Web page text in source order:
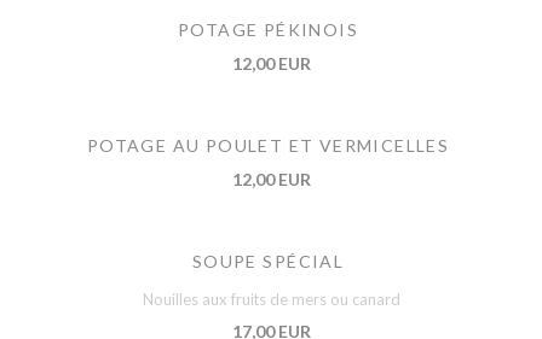
POTAGE PÉKINOIS
12,00 EUR
POTAGE AU POULET ET VERMICELLES
12,00 EUR
SOUPE SPÉCIAL
Nouilles aux fruits de mers ou canard
17,00 EUR